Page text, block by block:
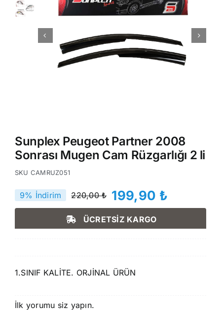
Sunplex Peugeot Partner 2008
Sonrası Mugen Cam Rüzgarlığı 2 li
SKU CAMRUZ051
220,00₺
Orijinal
fiyat:
220,00 ₺.
199,90 ₺
Şu
andaki
fiyat:
9% İndirim
ÜCRETSİZ KARGO
1.SINIF KALİTE. ORJİNAL ÜRÜN
İlk yorumu siz yapın.